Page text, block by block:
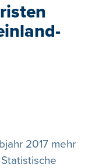
2017 mehr